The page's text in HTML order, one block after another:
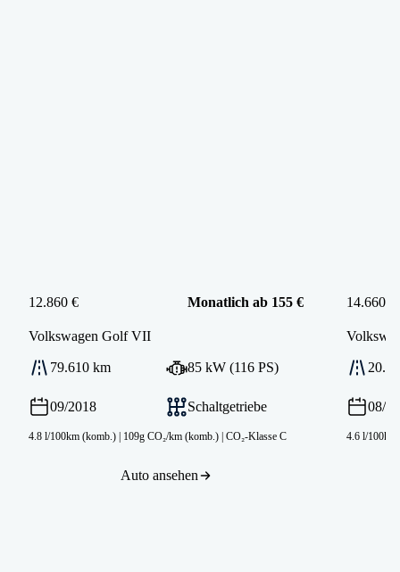
12.860 € Monatlich ab 155 €
Volkswagen Golf VII
79.610 km 85 kW (116 PS)
09/2018 Schaltgetriebe
4.8 l/100km (komb.) | 109g CO₂/km (komb.) | CO₂-Klasse C
Auto ansehen
14.660 €
08/
4.6 l/